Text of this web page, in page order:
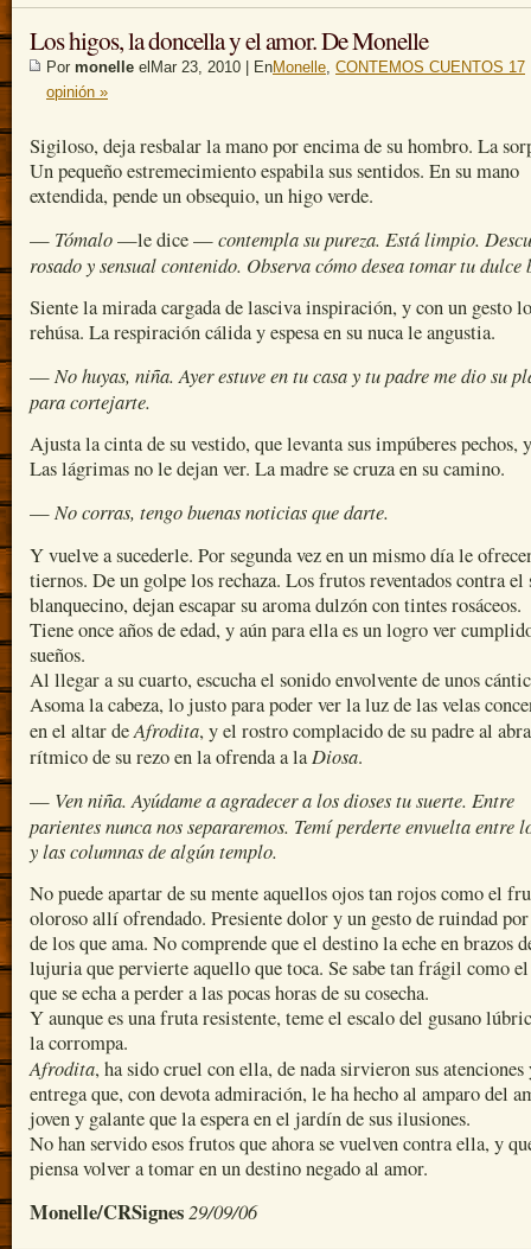
Los higos, la doncella y el amor. De Monelle
Por monelle elMar 23, 2010 | EnMonelle, CONTEMOS CUENTOS 17
opinión »
Sigiloso, deja resbalar la mano por encima de su hombro. La
Un pequeño estremecimiento espabila sus sentidos. En su mano
extendida, pende un obsequio, un higo verde.
— Tómalo—le dice —contempla su pureza. Está limpio.
rosado y sensual contenido. Observa cómo desea tomar tu dulce
Siente la mirada cargada de lasciva inspiración, y con un gesto lo
rehúsa. La respiración cálida y espesa en su nuca le angustia.
— No huyas, niña. Ayer estuve en tu casa y tu padre me dio su
para cortejarte.
Ajusta la cinta de su vestido, que levanta sus impúberes pechos,
Las lágrimas no le dejan ver. La madre se cruza en su camino.
— No corras, tengo buenas noticias que darte.
Y vuelve a sucederle. Por segunda vez en un mismo día le
tiernos. De un golpe los rechaza. Los frutos reventados contra el
blanquecino, dejan escapar su aroma dulzón con tintes rosáceos.
Tiene once años de edad, y aún para ella es un logro ver
sueños.
Al llegar a su cuarto, escucha el sonido envolvente de unos
Asoma la cabeza, lo justo para poder ver la luz de las velas
en el altar deAfrodita, y el rostro complacido de su padre al
rítmico de su rezo en la ofrenda a la Diosa.
— Ven niña. Ayúdame a agradecer a los dioses tu suerte. Entre
parientes nunca nos separaremos. Temí perderte envuelta entre
y las columnas de algún templo.
No puede apartar de su mente aquellos ojos tan rojos como el
oloroso allí ofrendado. Presiente dolor y un gesto de ruindad
de los que ama. No comprende que el destino la eche en brazos
lujuria que pervierte aquello que toca. Se sabe tan frágil como
que se echa a perder a las pocas horas de su cosecha.
Y aunque es una fruta resistente, teme el escalo del gusano
la corrompa.
Afrodita, ha sido cruel con ella, de nada sirvieron sus atenciones
entrega que, con devota admiración, le ha hecho al amparo del
joven y galante que la espera en el jardín de sus ilusiones.
No han servido esos frutos que ahora se vuelven contra ella, y
piensa volver a tomar en un destino negado al amor.
Monelle/CRSignes 29/09/06